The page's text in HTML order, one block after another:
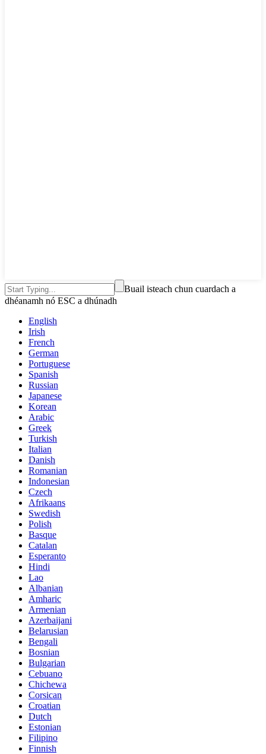
Buail isteach chun cuardach a
dhéanamh nó ESC a dhúnadh
English
Irish
French
German
Portuguese
Spanish
Russian
Japanese
Korean
Arabic
Greek
Turkish
Italian
Danish
Romanian
Indonesian
Czech
Afrikaans
Swedish
Polish
Basque
Catalan
Esperanto
Hindi
Lao
Albanian
Amharic
Armenian
Azerbaijani
Belarusian
Bengali
Bosnian
Bulgarian
Cebuano
Chichewa
Corsican
Croatian
Dutch
Estonian
Filipino
Finnish